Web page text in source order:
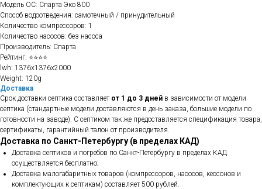
Модель ОС: Спарта Эко 800
Способ водоотведения: самотечный / принудительный
Количество компрессоров: 1
Количество насосов: без насоса
Производитель: Спарта
Рейтинг: ⭐⭐⭐⭐
lwh: 1376x1376x2000
Weight: 120g
Доставка
Срок доставки септика составляет от 1 до 3 дней в зависимости от модели
септика (стандартные модели доставляются в день заказа, большие модели по
готовности на заводе). С септиком так же предоставляется спецификация товара,
сертификаты, гарантийный талон от производителя.
Доставка по Санкт-Петербургу (в пределах КАД)
Доставка септиков и погребов по Санкт-Петербургу в пределах КАД
осуществляется бесплатно;
Доставка малогабаритных товаров (компрессоров, насосов, кессонов и
комплектующих к септикам) составляет 500 рублей.